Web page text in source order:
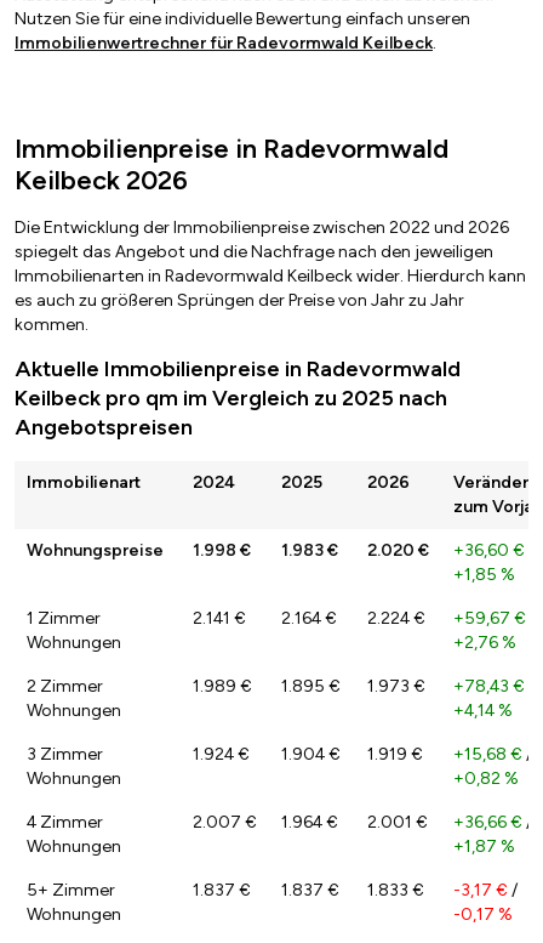
Nutzen Sie für eine individuelle Bewertung einfach unseren
Immobilienwertrechner für Radevormwald Keilbeck.
Immobilienpreise in Radevormwald
Keilbeck 2026
Die Entwicklung der Immobilienpreise zwischen 2022 und 2026
spiegelt das Angebot und die Nachfrage nach den jeweiligen
Immobilienarten in Radevormwald Keilbeck wider. Hierdurch kann
es auch zu größeren Sprüngen der Preise von Jahr zu Jahr
kommen.
Aktuelle Immobilienpreise in Radevormwald
Keilbeck pro qm im Vergleich zu 2025 nach
Angebotspreisen
Immobilienart 2024 2025 2026
zum
Wohnungspreise 1.998 € 1.983 € 2.020 € +36,60 €
+1,85 %
1 Zimmer
Wohnungen
2.141 € 2.164 € 2.224 € +59,67 €
+2,76 %
2 Zimmer
Wohnungen
1.989 € 1.895 € 1.973 € +78,43 €
+4,14 %
3 Zimmer
Wohnungen
1.924 € 1.904 € 1.919 € +15,68 € /
+0,82 %
4 Zimmer
Wohnungen
2.007 € 1.964 € 2.001 € +36,66 € /
+1,87 %
5+ Zimmer
Wohnungen
1.837 € 1.837 € 1.833 € -3,17 € /
-0,17 %